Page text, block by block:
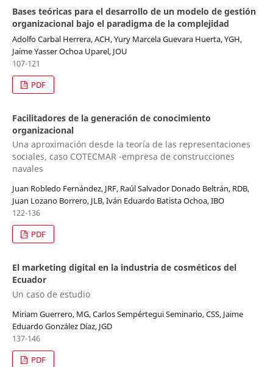
Bases teóricas para el desarrollo de un modelo de gestión
organizacional bajo el paradigma de la complejidad
Adolfo Carbal Herrera, ACH, Yury Marcela Guevara Huerta, YGH,
Jaime Yasser Ochoa Uparel, JOU
107-121
PDF
Facilitadores de la generación de conocimiento
organizacional
Una aproximación desde la teoría de las representaciones
sociales, caso COTECMAR -empresa de construcciones
navales
Juan Robledo Fernández, JRF, Raúl Salvador Donado Beltrán, RDB,
Juan Lozano Borrero, JLB, Iván Eduardo Batista Ochoa, IBO
122-136
PDF
El marketing digital en la industria de cosméticos del
Ecuador
Un caso de estudio
Miriam Guerrero, MG, Carlos Sempértegui Seminario, CSS, Jaime
Eduardo González Díaz, JGD
137-146
PDF